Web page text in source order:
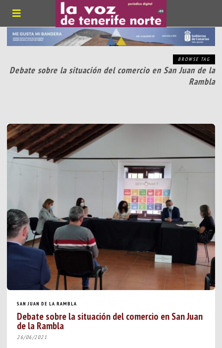
BROWSE TAG
Debate sobre la situación del comercio en San Juan de la
Rambla
SAN JUAN DE LA RAMBLA
Debate sobre la situación del comercio en San Juan
de la Rambla
26/06/2021